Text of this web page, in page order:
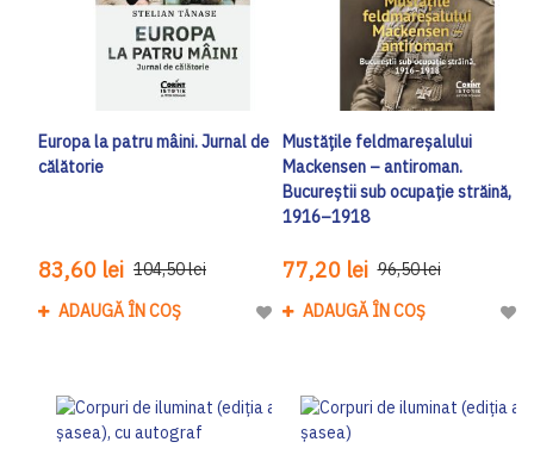
Europa la patru mâini. Jurnal de
călătorie
83,60 lei 104,50 lei
ADAUGĂ ÎN COȘ
Adaugă la Lista de Dorinte
Mustățile feldmareșalului
Mackensen – antiroman.
Bucureștii sub ocupație străină,
1916–1918
77,20 lei 96,50 lei
ADAUGĂ ÎN COȘ